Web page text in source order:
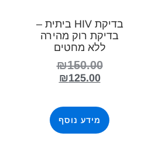
בדיקת HIV ביתית –
בדיקת רוק מהירה
ללא מחטים
₪150.00
₪125.00
מידע נוסף